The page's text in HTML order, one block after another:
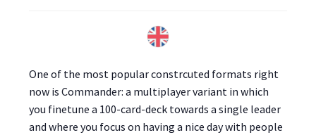
One of the most popular constrcuted formats right
now is Commander: a multiplayer variant in which
you finetune a 100-card-deck towards a single leader
and where you focus on having a nice day with people